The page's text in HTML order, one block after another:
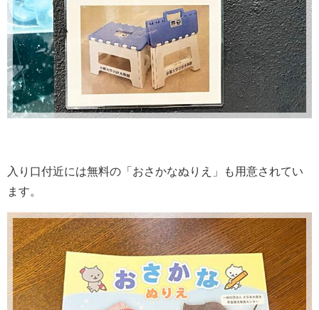
入り口付近には無料の「おさかなぬりえ」も用意されてい
ます。